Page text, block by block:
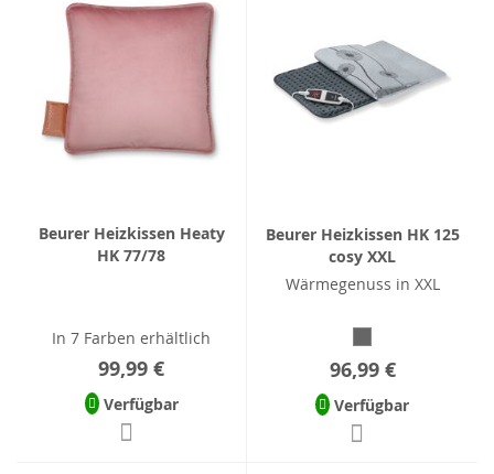
Beurer Heizkissen Heaty
HK 77/78
In 7 Farben erhältlich
99,99 €
Verfügbar
Beurer Heizkissen HK 125
cosy XXL
Wärmegenuss in XXL
96,99 €
Verfügbar